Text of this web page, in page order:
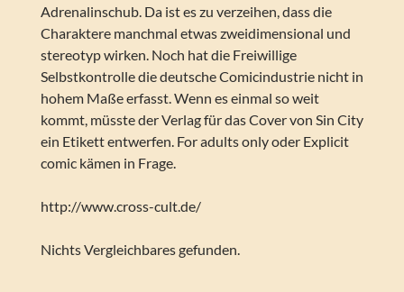
Adrenalinschub. Da ist es zu verzeihen, dass die
Charaktere manchmal etwas zweidimensional und
stereotyp wirken. Noch hat die Freiwillige
Selbstkontrolle die deutsche Comicindustrie nicht in
hohem Maße erfasst. Wenn es einmal so weit
kommt, müsste der Verlag für das Cover von Sin City
ein Etikett entwerfen. For adults only oder Explicit
comic kämen in Frage.
http://www.cross-cult.de/
Nichts Vergleichbares gefunden.